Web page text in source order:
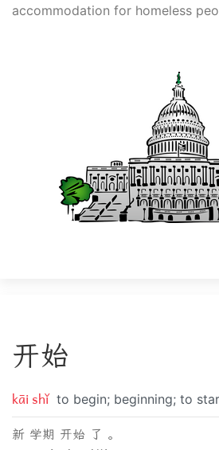
accommodation for homeless
开始
kāi shǐ to begin; beginning; to
新 学期 开始 了 。